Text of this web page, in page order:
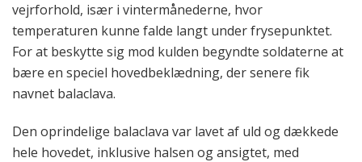
vejrforhold, især i vintermånederne, hvor
temperaturen kunne falde langt under frysepunktet.
For at beskytte sig mod kulden begyndte soldaterne at
bære en speciel hovedbeklædning, der senere fik
navnet balaclava.
Den oprindelige balaclava var lavet af uld og dækkede
hele hovedet, inklusive halsen og ansigtet, med